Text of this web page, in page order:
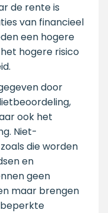
de rente is
van financieel
een hogere
hogere risico
door
ook het
Niet-
die worden
en
geen
maar brengen
beperkte